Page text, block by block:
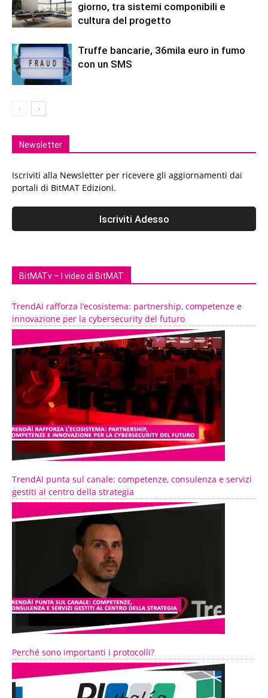
giorno, tra sistemi componibili e
cultura del progetto
Truffe bancarie, 36mila euro in fumo
con un SMS
Newsletter
Iscriviti alla Newsletter per ricevere gli aggiornamenti dai
portali di BitMAT Edizioni.
BitMATv – I video di BitMAT
TrendAI rafforza l’ecosistema: partnership, competenze e
innovazione per la cybersecurity del futuro
TrendAI punta sul canale: competenze, consulenza e servizi
gestiti al centro della strategia
Perché sono importanti i protocolli?